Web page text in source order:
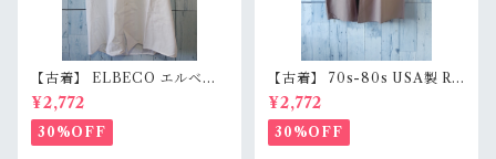
【古着】 ELBECO エルベコ
半袖 ワークシャツ L（身幅63.
5cm） ホワイト 白 ビッグシ
ルエット オーバーサイズ Ran
kB
¥2,772
30%OFF
【古着】 70s-80s USA製 RE
D KAP 半袖 ワークシャツ L
（身幅62cm） チャコール レ
ッドキャップ ヴィンテージ Ra
nkC
¥2,772
30%OFF